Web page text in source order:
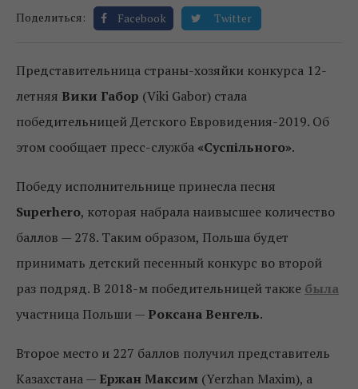
Поделиться: Facebook Twitter
Представительница страны-хозяйки конкурса 12-
летняя Вики Габор (Viki Gabor) стала
победительницей Детского Евровидения-2019. Об
этом сообщает пресс-служба «Суспільного».
Победу исполнительнице принесла песня
Superhero, которая набрала наивысшее количество
баллов — 278. Таким образом, Польша будет
принимать детский песенный конкурс во второй
раз подряд. В 2018-м победительницей также была
участница Польши — Роксана Венгель.
Второе место и 227 баллов получил представитель
Казахстана — Ержан Максим (Yerzhan Maxim), а